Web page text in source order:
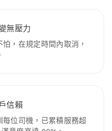
無壓力
，在規定時間內取消，
信賴
位司機，已累積服務超